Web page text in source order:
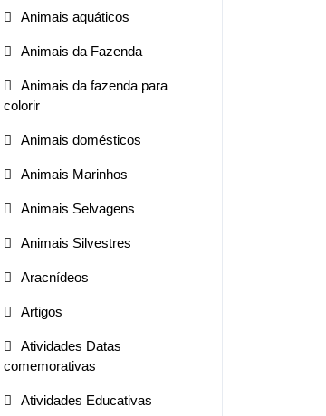
Animais aquáticos
Animais da Fazenda
Animais da fazenda para
colorir
Animais domésticos
Animais Marinhos
Animais Selvagens
Animais Silvestres
Aracnídeos
Artigos
Atividades Datas
comemorativas
Atividades Educativas